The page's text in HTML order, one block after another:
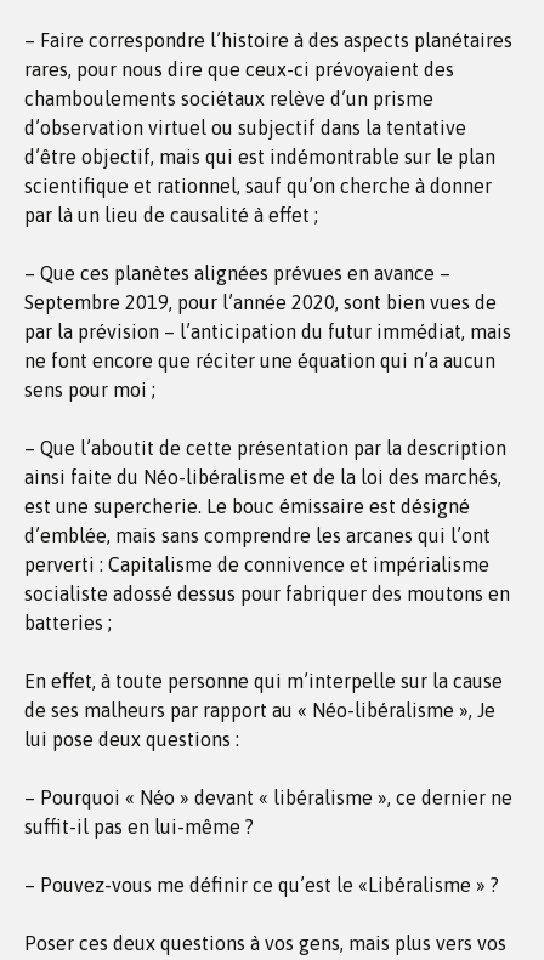
– Faire correspondre l’histoire à des aspects planétaires
rares, pour nous dire que ceux-ci prévoyaient des
chamboulements sociétaux relève d’un prisme
d’observation virtuel ou subjectif dans la tentative
d’être objectif, mais qui est indémontrable sur le plan
scientifique et rationnel, sauf qu’on cherche à donner
par là un lieu de causalité à effet ;
– Que ces planètes alignées prévues en avance –
Septembre 2019, pour l’année 2020, sont bien vues de
par la prévision – l’anticipation du futur immédiat, mais
ne font encore que réciter une équation qui n’a aucun
sens pour moi ;
– Que l’aboutit de cette présentation par la description
ainsi faite du Néo-libéralisme et de la loi des marchés,
est une supercherie. Le bouc émissaire est désigné
d’emblée, mais sans comprendre les arcanes qui l’ont
perverti : Capitalisme de connivence et impérialisme
socialiste adossé dessus pour fabriquer des moutons en
batteries ;
En effet, à toute personne qui m’interpelle sur la cause
de ses malheurs par rapport au « Néo-libéralisme », Je
lui pose deux questions :
– Pourquoi « Néo » devant « libéralisme », ce dernier ne
suffit-il pas en lui-même ?
– Pouvez-vous me définir ce qu’est le «Libéralisme » ?
Poser ces deux questions à vos gens, mais plus vers vos